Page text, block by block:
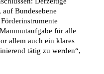
Bundesebene
für alle
allem auch ein klares
tätig zu werden“,